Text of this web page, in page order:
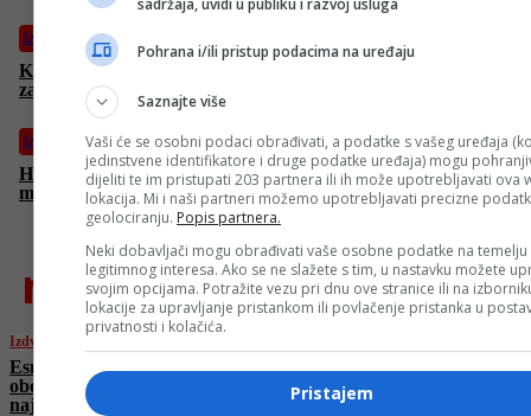
Izdvojeno
Kako poboljšati probavu i osjećati se lakše: jednostavni koraci
za zdrav stomak i više energije tokom dana
Izdvojeno
Hoće li ruski čelnici bježati u skloništa? Zelenskij zaprijetio, sad
mu je stigao odgovor Putina
najnovije
Izdvojeno
Esma Dizić, novo bh. plivačko čudo: Prvo
oborila rekord Lane Pudar, sada je pao i
najbolji rezultat Iman Avdić
Pohrana i/ili pristup podacima na uređaju
Saznajte više
Vaši će se osobni podaci obrađivati, a podatke s vašeg uređaja
jedinstvene identifikatore i druge podatke uređaja) mogu
dijeliti te im pristupati 203 partnera ili ih može upotrebljavati ova
lokacija. Mi i naši partneri možemo upotrebljavati precizne
geolociranju. Popis partnera.
Neki dobavljači mogu obrađivati vaše osobne podatke na temelju
legitimnog interesa. Ako se ne slažete s tim, u nastavku možete
svojim opcijama. Potražite vezu pri dnu ove stranice ili na
lokacije za upravljanje pristankom ili povlačenje pristanka u
privatnosti i kolačića.
Pristajem